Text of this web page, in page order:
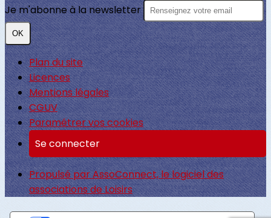
Je m'abonne à la newsletter
OK
Plan du site
Licences
Mentions légales
CGUV
Paramétrer vos cookies
Se connecter
Propulsé par AssoConnect, le logiciel des
associations de Loisirs